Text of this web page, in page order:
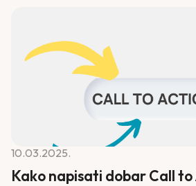
10.03.2025.
Kako napisati dobar Call to